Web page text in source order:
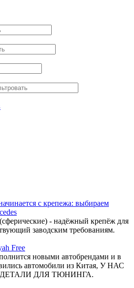
с крепежа: выбираем
- надёжный крепёж для
заводским требованиям.
Free
новыми автобрендами и в
автомобили из Китая, У НАС
ДЛЯ ТЮНИНГА.